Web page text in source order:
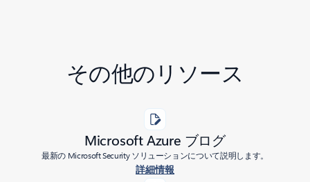
その他のリソース
Microsoft Azure ブログ
最新の Microsoft Security ソリューションについて説明します。
詳細情報